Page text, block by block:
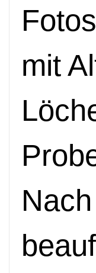
mit